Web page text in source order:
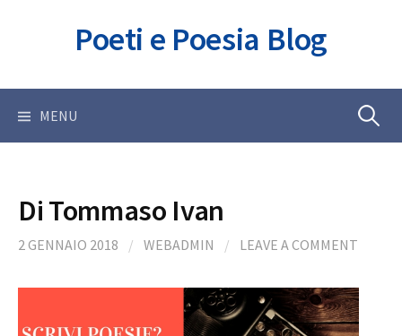
Poeti e Poesia Blog
MENU Ricerca
Di Tommaso Ivan
2 GENNAIO 2018 / WEBADMIN / LEAVE A COMMENT